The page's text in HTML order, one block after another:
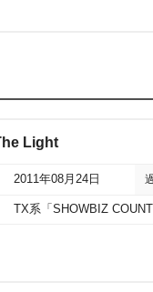
Light
2011年08月24日
TX系「SHOWBIZ